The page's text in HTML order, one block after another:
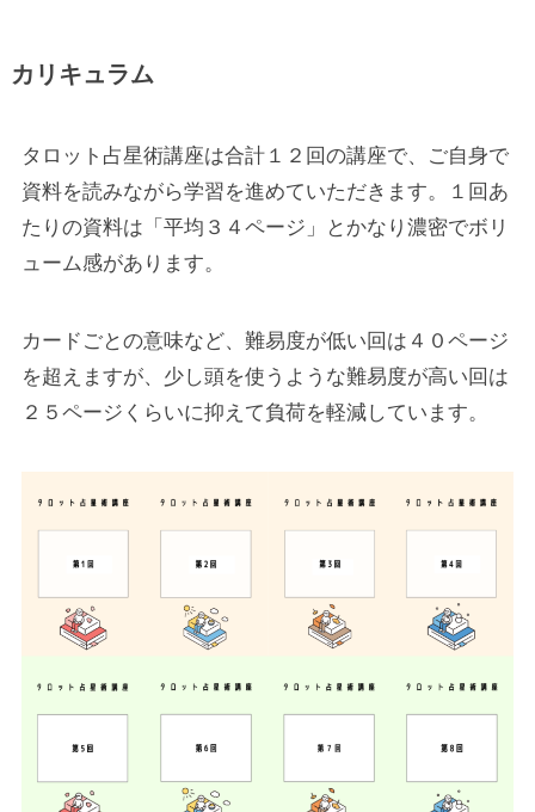
カリキュラム
タロット占星術講座は合計１２回の講座で、ご自身で
資料を読みながら学習を進めていただきます。１回あ
たりの資料は「平均３４ページ」とかなり濃密でボリ
ューム感があります。
カードごとの意味など、難易度が低い回は４０ページ
を超えますが、少し頭を使うような難易度が高い回は
２５ページくらいに抑えて負荷を軽減しています。